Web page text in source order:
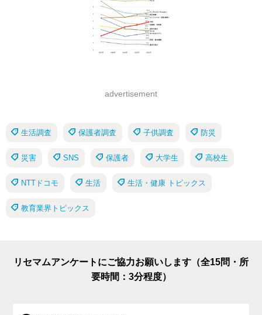
advertisement
生活調査 保護者調査 子供調査 防災
災害 SNS 保護者 大学生 高校生
NTTドコモ 生活 生活・健康 トピックス
教育業界トピックス
リセマムアンケートにご協力お願いします（全15問・所
要時間：3分程度）